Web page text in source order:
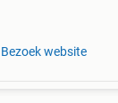
Bezoek website